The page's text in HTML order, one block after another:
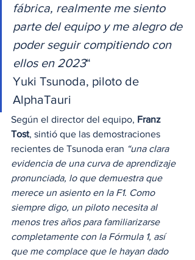
fábrica, realmente me siento
parte del equipo y me alegro de
poder seguir compitiendo con
ellos en 2023“
Yuki Tsunoda, piloto de
AlphaTauri
Según el director del equipo, Franz
Tost, sintió que las demostraciones
recientes de Tsunoda eran “una clara
evidencia de una curva de aprendizaje
pronunciada, lo que demuestra que
merece un asiento en la F1. Como
siempre digo, un piloto necesita al
menos tres años para familiarizarse
completamente con la Fórmula 1, así
que me complace que le hayan dado